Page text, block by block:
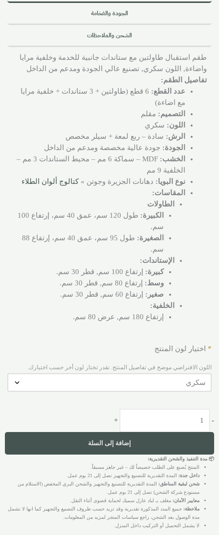
الجودة والفخامة
الشحن والملاحظات
طقم استقبال طاولتين مع ستاندات جانبية للخدمة وخلفية مرايا
واضاءة, اللون سكري, تصنيع عالي الجودة ومدعم من الداخل
تفاصيل الطقم:
عدد القطع:
6 قطع (طاولتين + 3 ستاندات + خلفية مرايا
مع اضاءة)
التصميم: مقلم
اللون: سكري
الرش: سادة – ربع لمعة + سيلر مخصص
الجودة: جودة عالية مخصصة ومدعم من الداخل
الخشب:
MDF – سماكة 6 مم – محيط الستاندات 3 مم –
الخلفية 9 مم
نوع البويا: دهانات الجزيرة وجوتن »كتالوج ألوان الطلاء
المقاسات:
الطاولات
الكبيرة:
طول 120 سم، عمق 40 سم، إرتفاع 100
سم.
الصغيرة:
طول 95 سم، عمق 40 سم، إرتفاع 88
سم.
الإستاندات:
كبيرة: إرتفاع 100 سم, قطر 30 سم.
وسط: إرتفاع 80 سم, قطر 30 سم.
صغير: إرتفاع 60 سم, قطر 30 سم.
الخلفية:
إرتفاع 180 سم, عرض 80 سم.
اختيار لون المنتج *
اللون الافتراضي موضح في تفاصيل المنتج. تقدر تختار لون أخر حسب اختيارك.
-
+
إضافة إلى السلة
📦 مدة التنفيذ والشحن التقديرية:
المنتج يُصنع على الطلب خصيصاً لك – غير جاهز مسبقاً.
داخل جدة: المدة التقديرية للتصنيع والتجهيز تصل إلى 21 يوم عمل.
شحن لبقية المناطق: المدة التقديرية للتصنيع والتجهيز والشحن البري المخفض (الاستلام من
مستودع شركة الشحن) تصل إلى 21 يوم عمل.
معايير الأمان: مغلف بـ لباد عازل سميك لحماية قصوى أثناء النقل.
ملاحظة: جميع المدد المذكورة تقديرية وقد تزيد حسب ظروف التصنيع والتجهيز كما انها لا تشمل
مدة الوصول بعد الشحن، راجع سياسات المتجر لمزيد من المعلومات.
لا يشمل التحميل أو التركيب داخل المنزل.